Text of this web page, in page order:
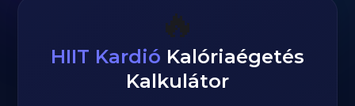
🔥
HIIT Kardió Kalóriaégetés
Kalkulátor